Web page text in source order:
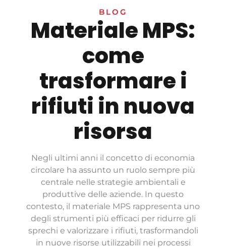
BLOG
Materiale MPS:
come
trasformare i
rifiuti in nuova
risorsa
Negli ultimi anni il concetto di economia
circolare ha assunto un ruolo sempre più
centrale nelle strategie ambientali e
produttive delle aziende. In questo
contesto, il materiale MPS rappresenta uno
degli strumenti più efficaci per ridurre gli
sprechi e valorizzare i rifiuti, trasformandoli
in nuove risorse utilizzabili nei processi